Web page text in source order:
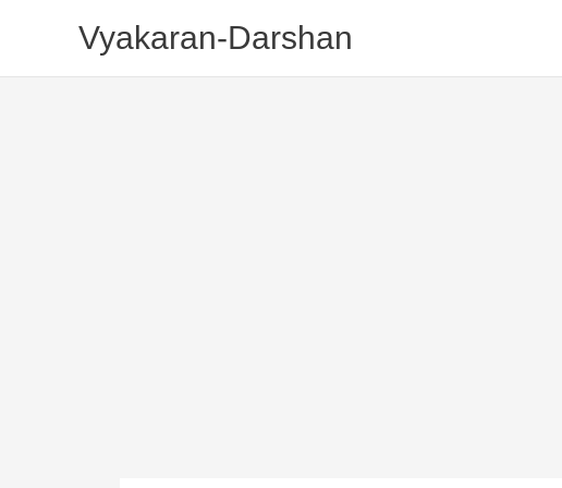
Content
Vyakaran-Darshan